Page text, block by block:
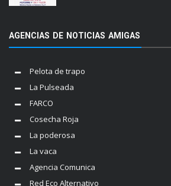
AGENCIAS DE NOTICIAS AMIGAS
Pelota de trapo
La Pulseada
FARCO
Cosecha Roja
La poderosa
La vaca
Agencia Comunica
Red Eco Alternativo